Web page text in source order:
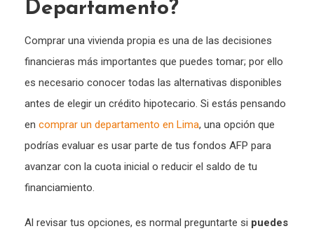
Departamento?
Comprar una vivienda propia es una de las decisiones
financieras más importantes que puedes tomar; por ello
es necesario conocer todas las alternativas disponibles
antes de elegir un crédito hipotecario. Si estás pensando
en comprar un departamento en Lima, una opción que
podrías evaluar es usar parte de tus fondos AFP para
avanzar con la cuota inicial o reducir el saldo de tu
financiamiento.
Al revisar tus opciones, es normal preguntarte si puedes